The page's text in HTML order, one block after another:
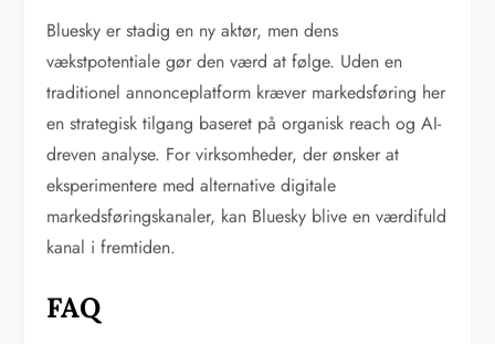
Bluesky er stadig en ny aktør, men dens
vækstpotentiale gør den værd at følge. Uden en
traditionel annonceplatform kræver markedsføring her
en strategisk tilgang baseret på organisk reach og AI-
dreven analyse. For virksomheder, der ønsker at
eksperimentere med alternative digitale
markedsføringskanaler, kan Bluesky blive en værdifuld
kanal i fremtiden.
FAQ